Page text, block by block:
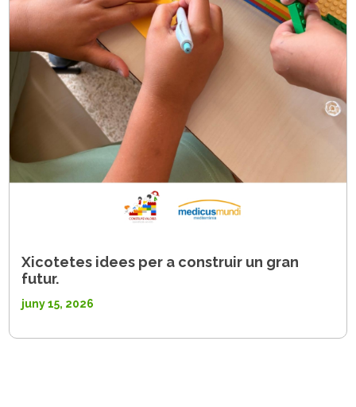
Xicotetes idees per a construir un gran
futur.
juny 15, 2026